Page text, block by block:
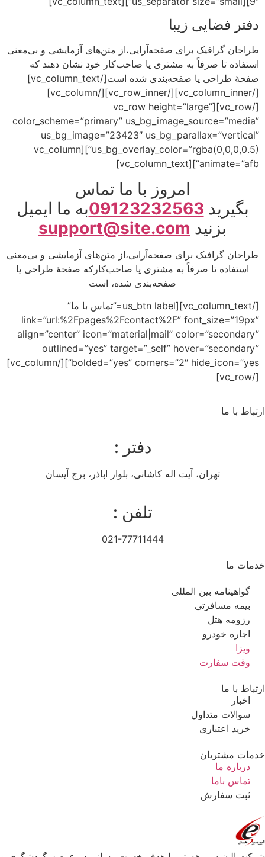
برای صفحه‌آرایی،از متن‌های آزمایشی و بی‌معنی
به مشتری یا صاحب‌کار خود نشان دهند که
صفحهٔ طراحی یا صفحه‌بندی شده است[/vc_column_text]
[/vc_column_inner][/vc_row_inner][/vc_column]
[/vc_row][vc_row
color_scheme=”primary”
us_bg_image=”23423″
us_bg_overlay_color=”rgba(0,0,0,0.5)”][vc_column
امروز با ما تماس
09123232563به ما ایمیل
support@site.com
برای صفحه‌آرایی،از متن‌های آزمایشی و بی‌معنی
صرفاً به مشتری یا صاحب‌کارکه صفحهٔ طراحی یا
صفحه‌بندی شده، است
[/vc_column_text][us_btn label=”تماس با ما”
link=”url:%2Fpages%2Fcontact%2F”
align=”center” icon=”material|mail”
outlined=”yes” target=”_self”
bolded=”yes” corners=”2″ hide_icon=”yes”][/vc_column]
آیت اله کاشانی، بلوار اباذر، برج آیسان
021-77711444
المللی